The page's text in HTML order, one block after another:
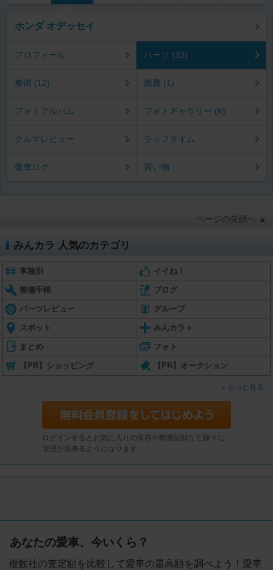
ホンダ オデッセイ
プロフィール パーツ (33)
整備 (12) 燃費 (1)
フォトアルバム フォトギャラリー (6)
クルマレビュー ラップタイム
愛車ログ 買い物
ページの先頭へ ▲
みんカラ 人気のカテゴリ
車種別 イイね！
整備手帳 ブログ
パーツレビュー グループ
スポット みんカラ＋
まとめ フォト
【PR】ショッピング 【PR】オークション
もっと見る
ログインするとお気に入りの保存や燃費記録など様々な
管理が出来るようになります
あなたの愛車、今いくら？
複数社の査定額を比較して愛車の最高額を調べよう！愛車